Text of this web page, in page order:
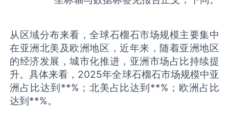
从区域分布来看，全球石榴石市场规模主要集中
在亚洲北美及欧洲地区，近年来，随着亚洲地区
的经济发展，城市化推进，亚洲市场占比持续提
升。具体来看，2025年全球石榴石市场规模中亚
洲占比达到**%；北美占比达到**%；欧洲占比
达到**%。